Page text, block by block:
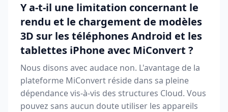
Y a-t-il une limitation concernant le
rendu et le chargement de modèles
3D sur les téléphones Android et les
tablettes iPhone avec MiConvert ?
Nous disons avec audace non. L'avantage de la
plateforme MiConvert réside dans sa pleine
dépendance vis-à-vis des structures Cloud. Vous
pouvez sans aucun doute utiliser les appareils